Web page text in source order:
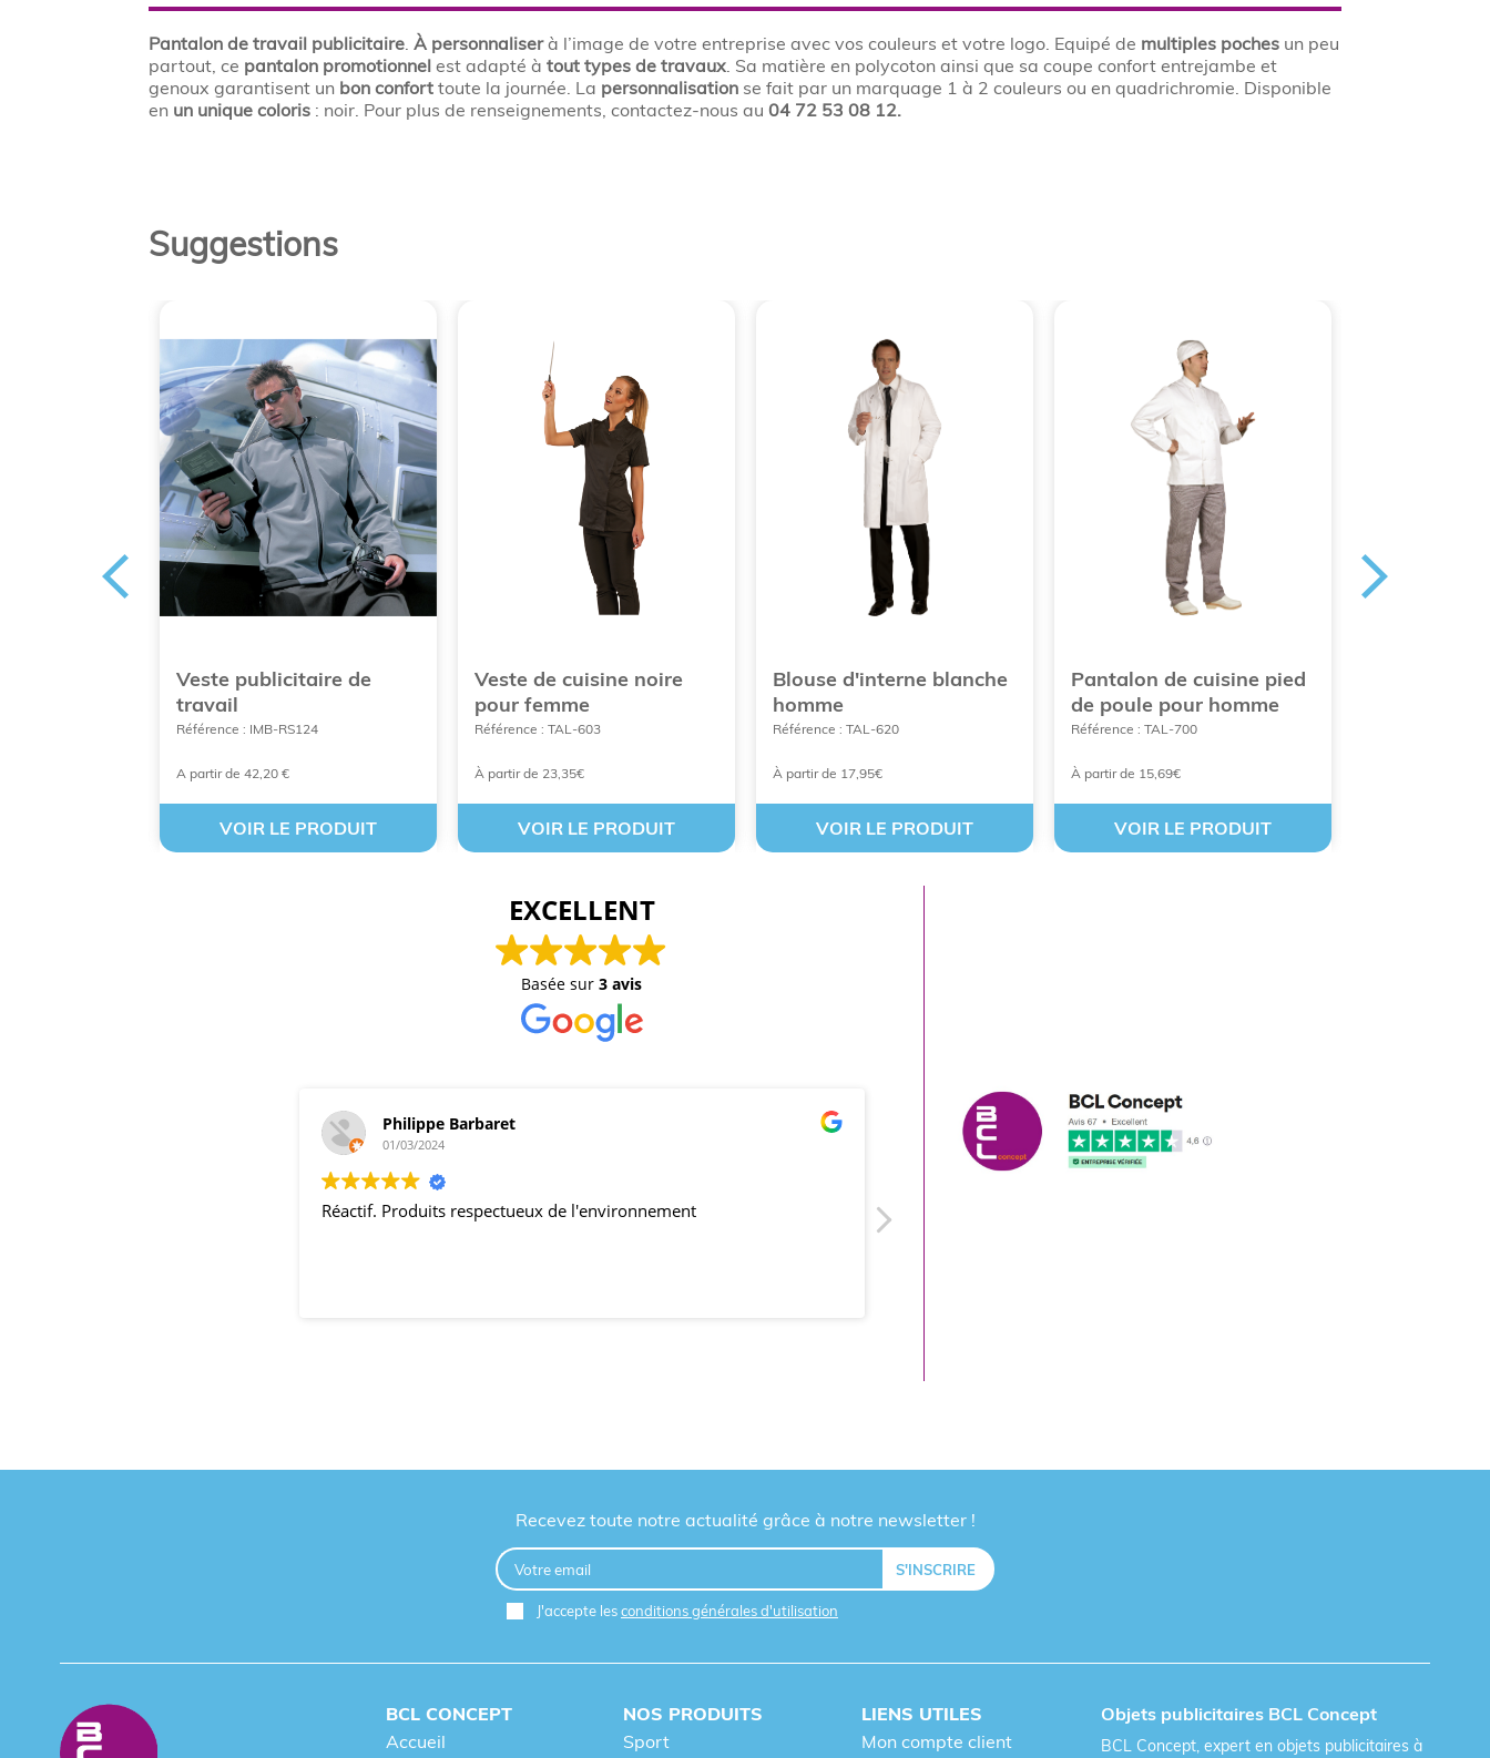
Pantalon de travail publicitaire.À personnaliserà l’image de votre entreprise avec vos couleurs et votre logo. Equipé de multiples poches un peu
partout, ce pantalon promotionnel est adapté àtout types de travaux. Sa matière en polycoton ainsi que sa coupe confort entrejambe et
genoux garantisent un bon conforttoute la journée. La personnalisation se fait par un marquage 1 à 2 couleurs ou en quadrichromie. Disponible
en un unique coloris : noir. Pour plus de renseignements, contactez-nous au04 72 53 08 12.
Suggestions
Veste publicitaire de
travail
Référence : IMB-RS124
A partir de 42,20 €
VOIR LE PRODUIT
Veste de cuisine noire
pour femme
Référence : TAL-603
À partir de 23,35€
VOIR LE PRODUIT
Blouse d'interne blanche
homme
Référence : TAL-620
À partir de 17,95€
VOIR LE PRODUIT
Pantalon de cuisine pied
de poule pour homme
Référence : TAL-700
À partir de 15,69€
VOIR LE PRODUIT
EXCELLENT
Basée sur3 avis
Philippe Barbaret
01/03/2024
Réactif. Produits respectueux de l'environnement
marcus leleu
21/03/2018
Recevez toute notre actualité grâce à notre newsletter !
J'accepte lesconditions générales d'utilisation
BCL CONCEPT
Accueil
NOS PRODUITS
Sport
LIENS UTILES
Mon compte client
Objets publicitaires BCL Concept
BCL Concept, expert en objets publicitaires à